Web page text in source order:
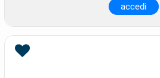
accedi